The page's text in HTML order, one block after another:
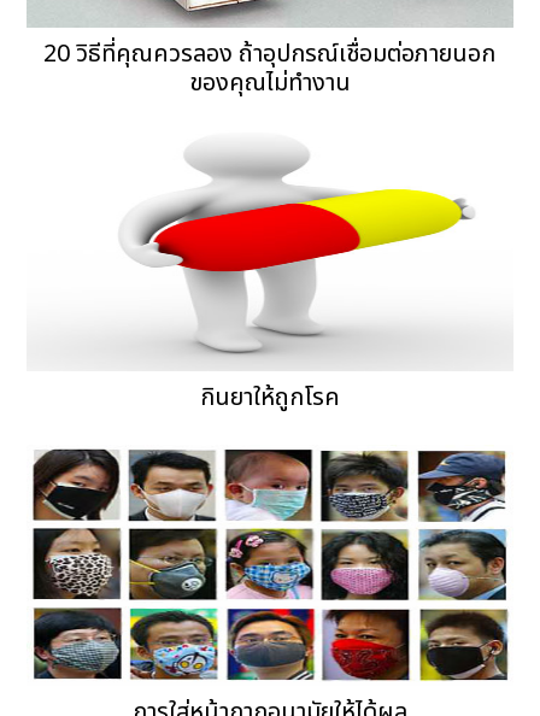
20 วิธีที่คุณควรลอง ถ้าอุปกรณ์เชื่อมต่อภายนอก
ของคุณไม่ทำงาน
กินยาให้ถูกโรค